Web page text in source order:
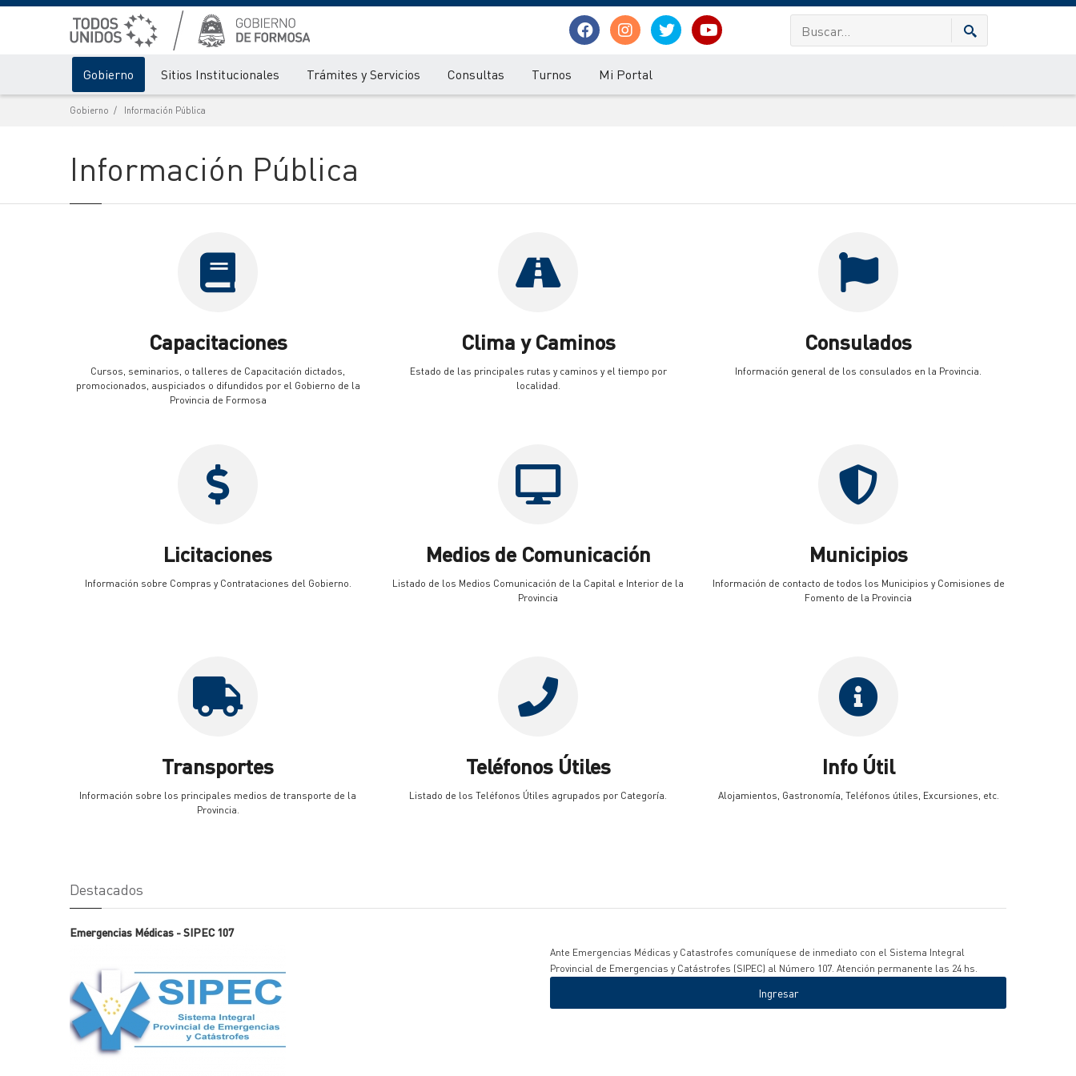
Gobierno Sitios Institucionales Trámites y Servicios Consultas Turnos Mi Portal
Gobierno Información Pública
Información Pública
Capacitaciones
Cursos, seminarios, o talleres de Capacitación dictados,
promocionados, auspiciados o difundidos por el Gobierno de la
Provincia de Formosa
Clima y Caminos
Estado de las principales rutas y caminos y el tiempo por
localidad.
Consulados
Información general de los consulados en la Provincia.
Licitaciones
Información sobre Compras y Contrataciones del Gobierno.
Medios de Comunicación
Listado de los Medios Comunicación de la Capital e Interior de la
Provincia
Municipios
Información de contacto de todos los Municipios y Comisiones de
Fomento de la Provincia
Transportes
Información sobre los principales medios de transporte de la
Provincia.
Teléfonos Útiles
Listado de los Teléfonos Útiles agrupados por Categoría.
Info Útil
Alojamientos, Gastronomía, Teléfonos útiles, Excursiones, etc.
Destacados
Emergencias Médicas - SIPEC 107
Ante Emergencias Médicas y Catastrofes comuníquese de inmediato con el Sistema Integral
Provincial de Emergencias y Catástrofes (SIPEC) al Número 107. Atención permanente las 24 hs.
Ingresar